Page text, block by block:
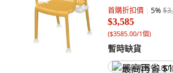
首購折扣價 5%
$3,585
($3585.00/1個)
暫時缺貨
最高再省 $180